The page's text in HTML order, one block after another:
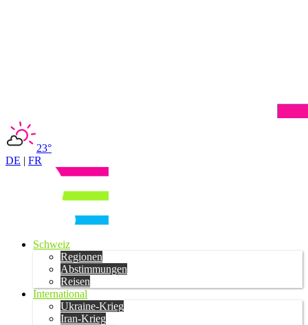
23°
DE | FR
Schweiz
Regionen
Abstimmungen
Reisen
International
Ukraine-Krieg
Iran-Krieg